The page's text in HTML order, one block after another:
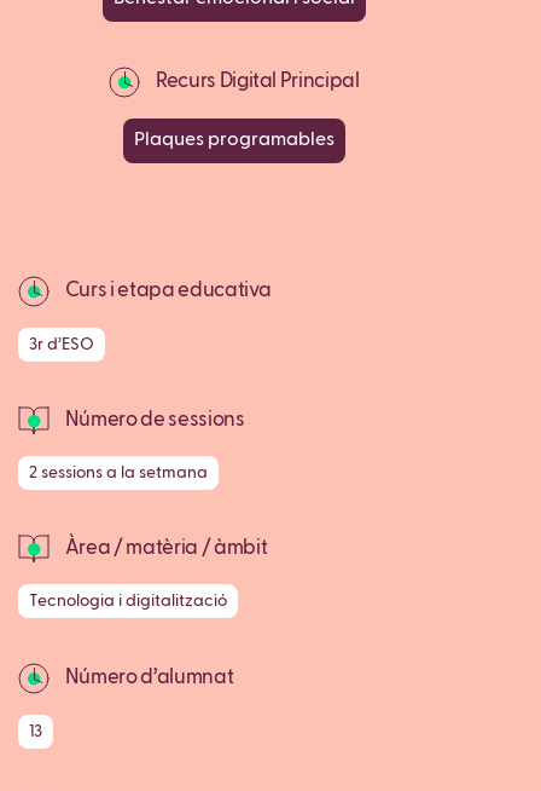
Recurs Digital Principal
Plaques programables
Curs i etapa educativa
3r d’ESO
Número de sessions
2 sessions a la setmana
Àrea / matèria / àmbit
Tecnologia i digitalització
Número d’alumnat
13